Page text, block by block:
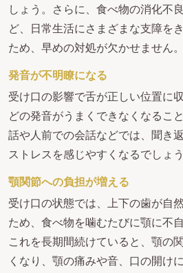
しょう。さらに、食べ物の消化不
ど、日常生活にさまざまな支障を
ため、早めの対処が欠かせません。
発音が不明瞭になる
受け口の影響で舌が正しい位置に
どの発音がうまくできなくなるこ
話や人前での会話などでは、聞き
ストレスを感じやすくなるでしょう
顎関節への負担が増える
受け口の状態では、上下の歯が自
ため、食べ物を噛むたびに顎に不
これを長期間続けていると、顎の
くなり、顎の痛みや音、口の開け